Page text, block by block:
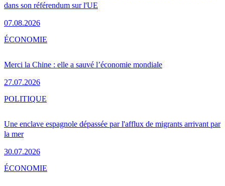
dans son référendum sur l'UE
07.08.2026
Merci la Chine : elle a sauvé l’économie mondiale
27.07.2026
ÉCONOMIE
Une enclave espagnole dépassée par l'afflux de migrants arrivant par
la mer
30.07.2026
POLITIQUE
ÉCONOMIE